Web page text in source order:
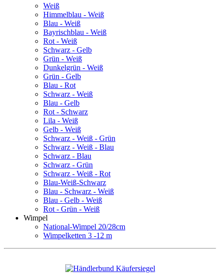
Weiß
Himmelblau - Weiß
Blau - Weiß
Bayrischblau - Weiß
Rot - Weiß
Schwarz - Gelb
Grün - Weiß
Dunkelgrün - Weiß
Grün - Gelb
Blau - Rot
Schwarz - Weiß
Blau - Gelb
Rot - Schwarz
Lila - Weiß
Gelb - Weiß
Schwarz - Weiß - Grün
Schwarz - Weiß - Blau
Schwarz - Blau
Schwarz - Grün
Schwarz - Weiß - Rot
Blau-Weiß-Schwarz
Blau - Schwarz - Weiß
Blau - Gelb - Weiß
Rot - Grün - Weiß
Wimpel
National-Wimpel 20/28cm
Wimpelketten 3 -12 m